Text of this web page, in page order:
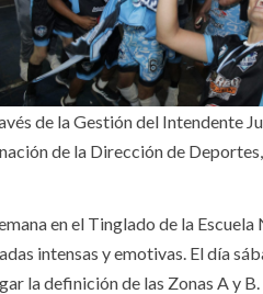
de la Gestión del Intendente
de la Dirección de
en el Tinglado de la
intensas y emotivas. El día
la definición de las Zonas A y B.